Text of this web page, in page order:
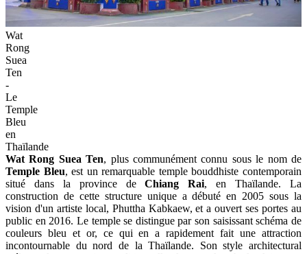
Wat
Rong
Suea
Ten
-
Le
Temple
Bleu
en
Thaïlande
Wat Rong Suea Ten, plus communément connu sous le nom de
Temple Bleu, est un remarquable temple bouddhiste contemporain
situé dans la province deChiang Rai, en Thaïlande. La
construction de cette structure unique a débuté en 2005 sous la
vision d'un artiste local, Phuttha Kabkaew, et a ouvert ses portes au
public en 2016. Le temple se distingue par son saisissant schéma de
couleurs bleu et or, ce qui en a rapidement fait une attraction
incontournable du nord de la Thaïlande. Son style architectural